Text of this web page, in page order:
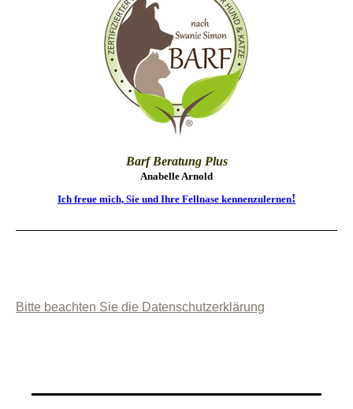
Barf Beratung Plus
Anabelle Arnold
Ich freue mich, Sie und Ihre Fellnase kennenzulernen!
Bitte beachten Sie die Datenschutzerklärung